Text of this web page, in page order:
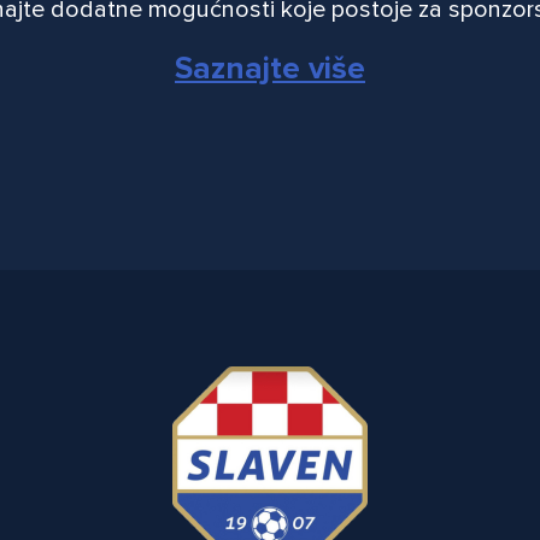
dodatne mogućnosti koje postoje za
Saznajte više